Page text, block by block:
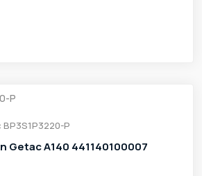
P
Getac A140 441140100007